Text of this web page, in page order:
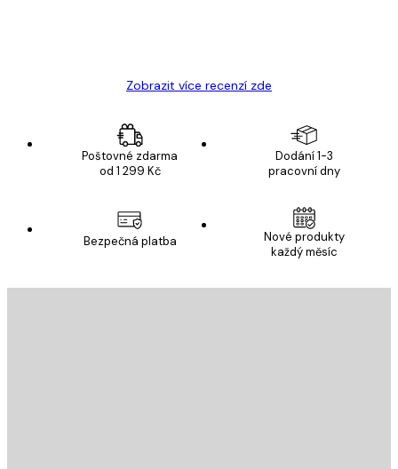
Zobrazit více recenzí zde
Poštovné zdarma
od 1 299 Kč
Dodání 1-3
pracovní dny
Bezpečná platba
Nové produkty
každý měsíc